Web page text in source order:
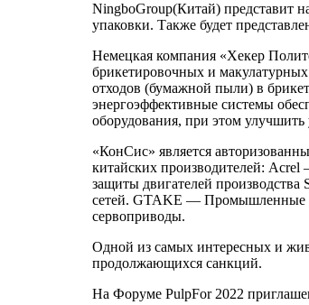
NingboGroup(Китай) представит
упаковки. Также будет
Немецкая компания «Хекер
брикетировочных и
отходов (бумажной пыли) в
энергоэффективные системы
оборудования, при этом улучшить
«КонСис» является
китайских производителей: Acrel
защиты двигателей
сетей. GTAKE — Промышленные
сервоприводы.
Одной из самых интересных и
продолжающихся санкций.
На Форуме PulpFor 2022